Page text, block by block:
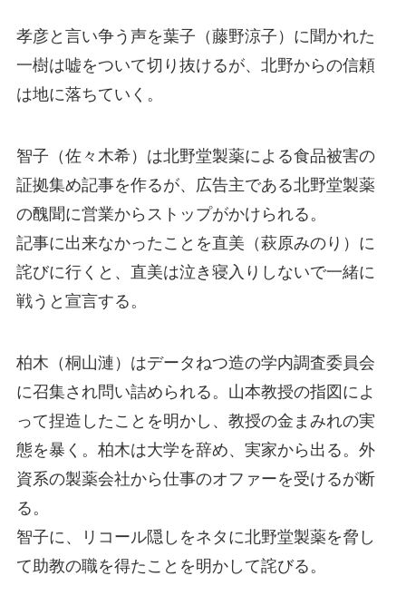
孝彦と言い争う声を葉子（藤野涼子）に聞かれた
一樹は嘘をついて切り抜けるが、北野からの信頼
は地に落ちていく。
智子（佐々木希）は北野堂製薬による食品被害の
証拠集め記事を作るが、広告主である北野堂製薬
の醜聞に営業からストップがかけられる。
記事に出来なかったことを直美（萩原みのり）に
詫びに行くと、直美は泣き寝入りしないで一緒に
戦うと宣言する。
柏木（桐山漣）はデータねつ造の学内調査委員会
に召集され問い詰められる。山本教授の指図によ
って捏造したことを明かし、教授の金まみれの実
態を暴く。柏木は大学を辞め、実家から出る。外
資系の製薬会社から仕事のオファーを受けるが断
る。
智子に、リコール隠しをネタに北野堂製薬を脅し
て助教の職を得たことを明かして詫びる。